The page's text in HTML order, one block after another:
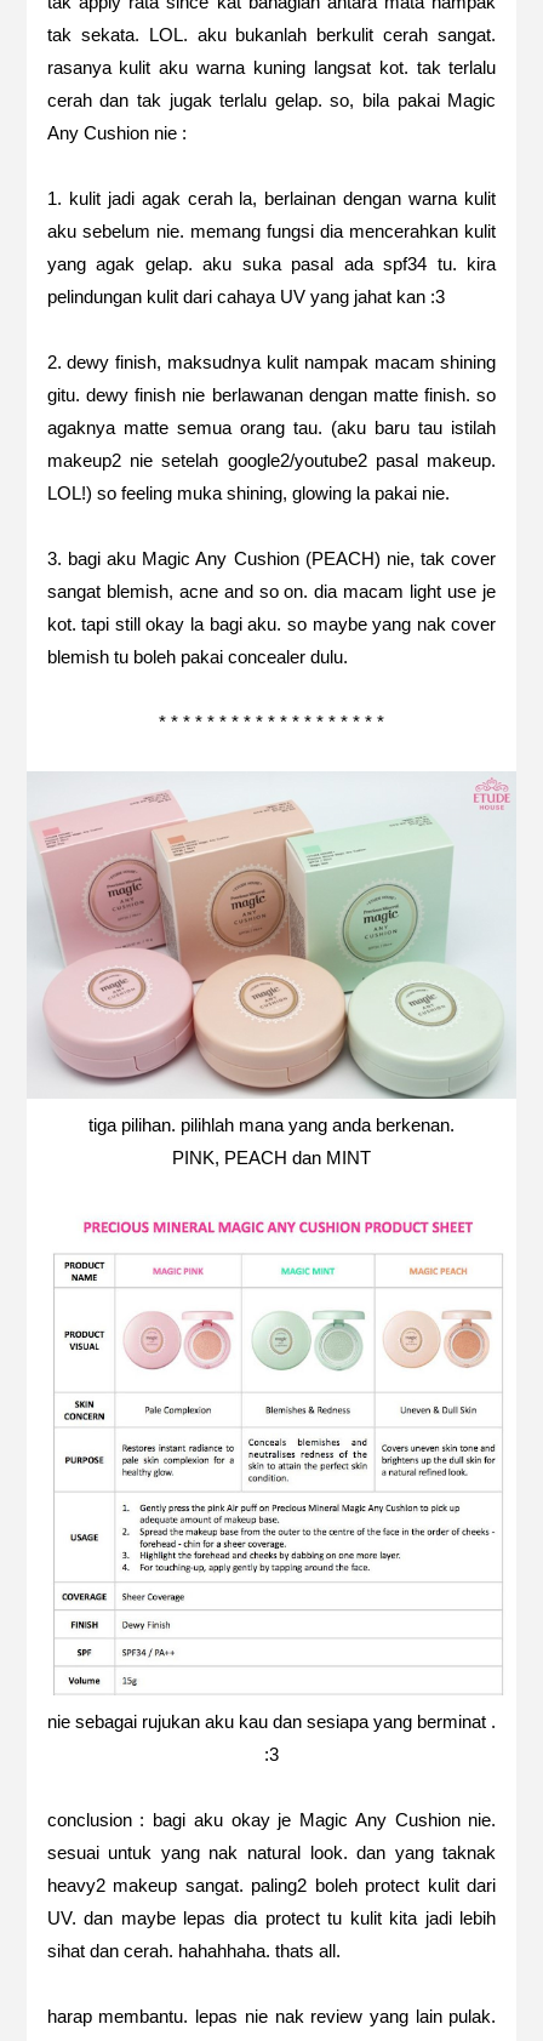
tak sekata. LOL. aku bukanlah berkulit cerah sangat.
rasanya kulit aku warna kuning langsat kot. tak terlalu
cerah dan tak jugak terlalu gelap. so, bila pakai Magic
Any Cushion nie :
1. kulit jadi agak cerah la, berlainan dengan warna kulit
aku sebelum nie. memang fungsi dia mencerahkan kulit
yang agak gelap. aku suka pasal ada spf34 tu. kira
pelindungan kulit dari cahaya UV yang jahat kan :3
2. dewy finish, maksudnya kulit nampak macam shining
gitu. dewy finish nie berlawanan dengan matte finish. so
agaknya matte semua orang tau. (aku baru tau istilah
makeup2 nie setelah google2/youtube2 pasal makeup.
LOL!) so feeling muka shining, glowing la pakai nie.
3. bagi aku Magic Any Cushion (PEACH) nie, tak cover
sangat blemish, acne and so on. dia macam light use je
kot. tapi still okay la bagi aku. so maybe yang nak cover
blemish tu boleh pakai concealer dulu.
* * * * * * * * * * * * * * * * * * *
tiga pilihan. pilihlah mana yang anda berkenan.
PINK, PEACH dan MINT
nie sebagai rujukan aku kau dan sesiapa yang berminat .
:3
conclusion : bagi aku okay je Magic Any Cushion nie.
sesuai untuk yang nak natural look. dan yang taknak
heavy2 makeup sangat. paling2 boleh protect kulit dari
UV. dan maybe lepas dia protect tu kulit kita jadi lebih
sihat dan cerah. hahahhaha. thats all.
harap membantu. lepas nie nak review yang lain pulak.